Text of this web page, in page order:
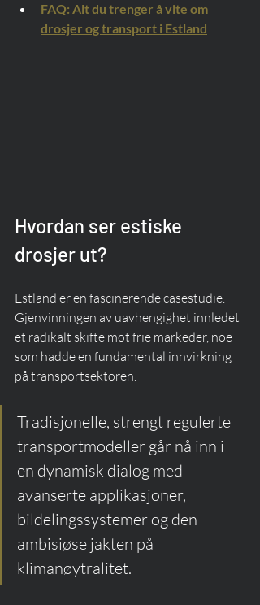
FAQ: Alt du trenger å vite om
drosjer og transport i Estland
Hvordan ser estiske
drosjer ut?
Estland er en fascinerende casestudie.
Gjenvinningen av uavhengighet innledet
et radikalt skifte mot frie markeder, noe
som hadde en fundamental innvirkning
på transportsektoren.
Tradisjonelle, strengt regulerte
transportmodeller går nå inn i
en dynamisk dialog med
avanserte applikasjoner,
bildelingssystemer og den
ambisiøse jakten på
klimanøytralitet.